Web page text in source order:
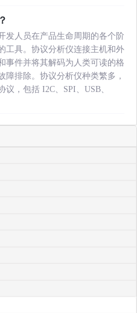
？
发人员在产品生命周期的各个阶
工具。协议分析仪连接主机和外
事件并将其解码为人类可读的格
障排除。协议分析仪种类繁多，
，包括 I2C、SPI、USB、